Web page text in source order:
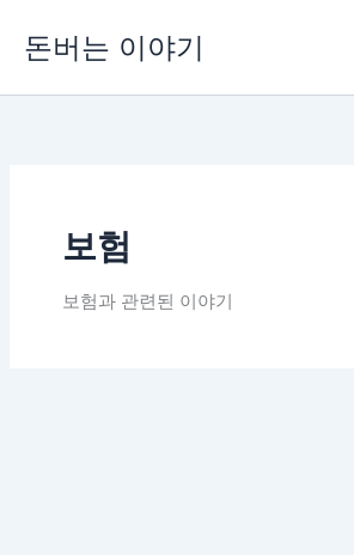
로
돈버는 이야기
보험
보험과 관련된 이야기